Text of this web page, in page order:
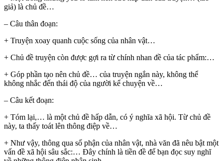
giả) là chủ đề…
– Câu thân đoạn:
+ Truyện xoay quanh cuộc sống của nhân vật…
+ Chủ đề truyện còn được gợi ra từ chính nhan đề của tác phẩm:…
+ Góp phần tạo nên chủ đề… của truyện ngắn này, không thể
không nhắc đến thái độ của người kể chuyện về…
– Câu kết đoạn:
+ Tóm lại,… là một chủ đề hấp dẫn, có ý nghĩa xã hội. Từ chủ đề
này, ta thấy toát lên thông điệp về…
+ Như vậy, thông qua số phận của nhân vật, nhà văn đã nêu bật một
vấn đề xã hội sâu sắc:… Đây chính là tiền đề để bạn đọc suy nghĩ